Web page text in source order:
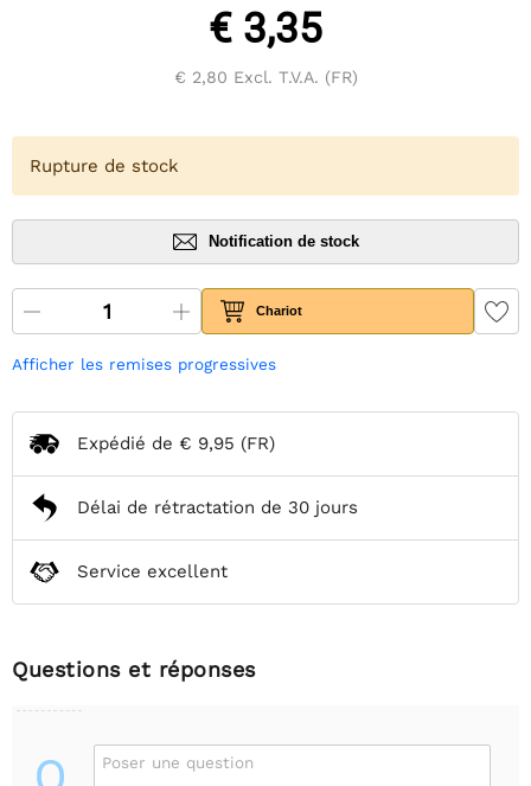
€ 3,35
€ 2,80 Excl. T.V.A. (FR)
Rupture de stock
Notification de stock
Chariot
Afficher les remises progressives
Expédié de € 9,95 (FR)
Délai de rétractation de 30 jours
Service excellent
Questions et réponses
Poser une question